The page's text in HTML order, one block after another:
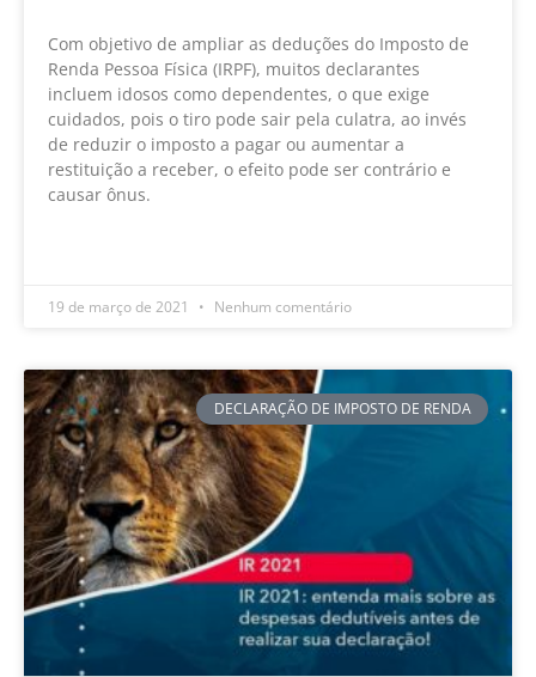
Com objetivo de ampliar as deduções do Imposto de
Renda Pessoa Física (IRPF), muitos declarantes
incluem idosos como dependentes, o que exige
cuidados, pois o tiro pode sair pela culatra, ao invés
de reduzir o imposto a pagar ou aumentar a
restituição a receber, o efeito pode ser contrário e
causar ônus.
19 de março de 2021 Nenhum comentário
DECLARAÇÃO DE IMPOSTO DE RENDA